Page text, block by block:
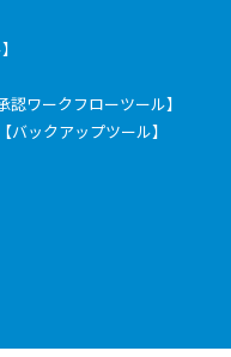
ワークフローツール】
ックアップツール】